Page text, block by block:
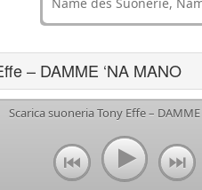
– DAMME ‘NA MANO
Scarica suoneria Tony Effe – DAMME